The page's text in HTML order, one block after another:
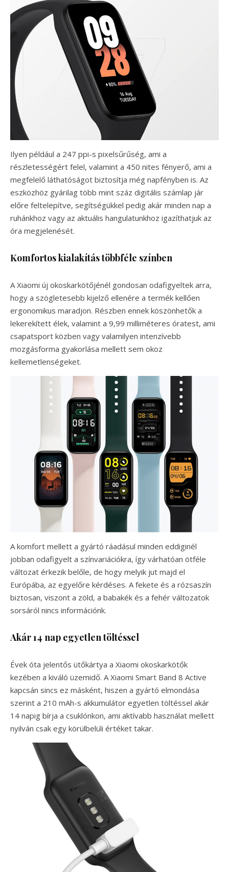
Ilyen például a 247 ppi-s pixelsűrűség, ami a
részletességért felel, valamint a 450 nites fényerő, ami a
megfelelő láthatóságot biztosítja még napfényben is. Az
eszközhöz gyárilag több mint száz digitális számlap jár
előre feltelepítve, segítségükkel pedig akár minden nap a
ruhánkhoz vagy az aktuális hangulatunkhoz igazíthatjuk az
óra megjelenését.
Komfortos kialakítás többféle színben
A Xiaomi új okoskarkötőjénél gondosan odafigyeltek arra,
hogy a szögletesebb kijelző ellenére a termék kellően
ergonomikus maradjon. Részben ennek köszönhetők a
lekerekített élek, valamint a 9,99 milliméteres óratest, ami
csapatsport közben vagy valamilyen intenzívebb
mozgásforma gyakorlása mellett sem okoz
kellemetlenségeket.
A komfort mellett a gyártó ráadásul minden eddiginél
jobban odafigyelt a színvariációkra, így várhatóan ötféle
változat érkezik belőle, de hogy melyik jut majd el
Európába, az egyelőre kérdéses. A fekete és a rózsaszín
biztosan, viszont a zöld, a babakék és a fehér változatok
sorsáról nincs információnk.
Akár 14 nap egyetlen töltéssel
Évek óta jelentős ütőkártya a Xiaomi okoskarkötők
kezében a kiváló üzemidő. A Xiaomi Smart Band 8 Active
kapcsán sincs ez másként, hiszen a gyártó elmondása
szerint a 210 mAh-s akkumulátor egyetlen töltéssel akár
14 napig bírja a csuklónkon, ami aktívabb használat mellett
nyilván csak egy körülbelüli értéket takar.